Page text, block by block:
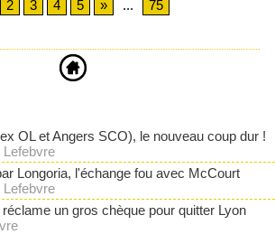
2 3 4 5 » ... 75
OL et Angers SCO), le nouveau coup dur !
Longoria, l'échange fou avec McCourt
un gros chèque pour quitter Lyon